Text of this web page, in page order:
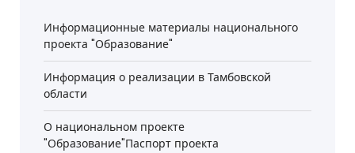
Информационные материалы национального
проекта "Образование"
Информация о реализации в Тамбовской
области
О национальном проекте
"Образование"Паспорт проекта